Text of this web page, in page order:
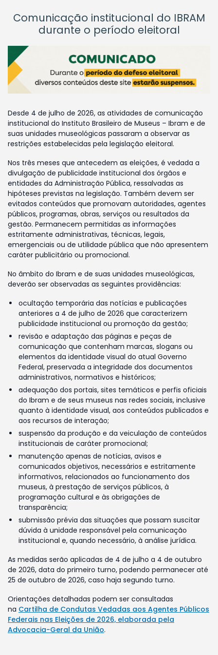
Comunicação institucional do IBRAM
durante o período eleitoral
Desde 4 de julho de 2026, as atividades de comunicação
institucional do Instituto Brasileiro de Museus – Ibram e de
suas unidades museológicas passaram a observar as
restrições estabelecidas pela legislação eleitoral.
Nos três meses que antecedem as eleições, é vedada a
divulgação de publicidade institucional dos órgãos e
entidades da Administração Pública, ressalvadas as
hipóteses previstas na legislação. Também devem ser
evitados conteúdos que promovam autoridades, agentes
públicos, programas, obras, serviços ou resultados da
gestão. Permanecem permitidas as informações
estritamente administrativas, técnicas, legais,
emergenciais ou de utilidade pública que não apresentem
caráter publicitário ou promocional.
No âmbito do Ibram e de suas unidades museológicas,
deverão ser observadas as seguintes providências:
ocultação temporária das notícias e publicações
anteriores a 4 de julho de 2026 que caracterizem
publicidade institucional ou promoção da gestão;
revisão e adaptação das páginas e peças de
comunicação que contenham marcas, slogans ou
elementos da identidade visual do atual Governo
Federal, preservada a integridade dos documentos
administrativos, normativos e históricos;
adequação dos portais, sites temáticos e perfis oficiais
do Ibram e de seus museus nas redes sociais, inclusive
quanto à identidade visual, aos conteúdos publicados e
aos recursos de interação;
suspensão da produção e da veiculação de conteúdos
institucionais de caráter promocional;
manutenção apenas de notícias, avisos e
comunicados objetivos, necessários e estritamente
informativos, relacionados ao funcionamento dos
museus, à prestação de serviços públicos, à
programação cultural e às obrigações de
transparência;
submissão prévia das situações que possam suscitar
dúvida à unidade responsável pela comunicação
institucional e, quando necessário, à análise jurídica.
As medidas serão aplicadas de 4 de julho a 4 de outubro
de 2026, data do primeiro turno, podendo permanecer até
25 de outubro de 2026, caso haja segundo turno.
Orientações detalhadas podem ser consultadas
na Cartilha de Condutas Vedadas aos Agentes Públicos
Federais nas Eleições de 2026, elaborada pela
Advocacia-Geral da União.